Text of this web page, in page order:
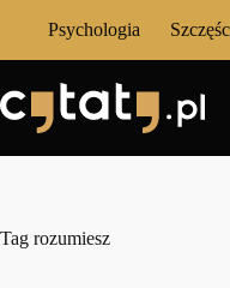
Psychologia
Tag rozumiesz